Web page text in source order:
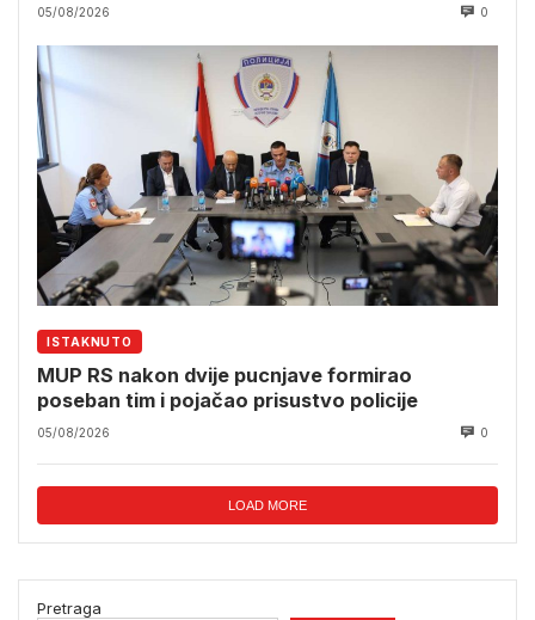
05/08/2026 0
ISTAKNUTO
MUP RS nakon dvije pucnjave formirao
poseban tim i pojačao prisustvo policije
05/08/2026 0
LOAD MORE
Pretraga